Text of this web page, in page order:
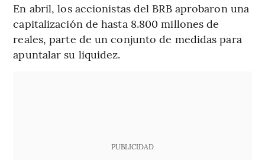
En abril, los accionistas del BRB aprobaron una
capitalización de hasta 8.800 millones de
reales, parte de un conjunto de medidas para
apuntalar su liquidez.
PUBLICIDAD